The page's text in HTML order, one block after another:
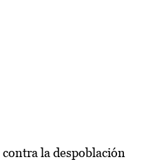
la despoblación